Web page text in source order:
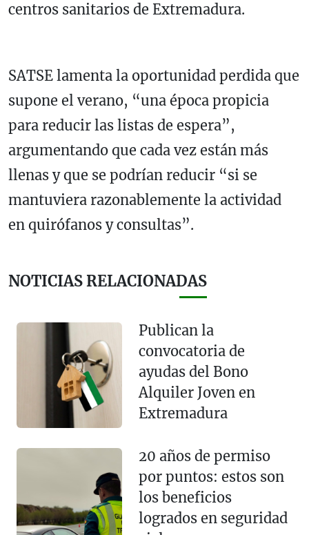
centros sanitarios de Extremadura.
SATSE lamenta la oportunidad perdida que
supone el verano, “una época propicia
para reducir las listas de espera”,
argumentando que cada vez están más
llenas y que se podrían reducir “si se
mantuviera razonablemente la actividad
en quirófanos y consultas”.
NOTICIAS RELACIONADAS
Publican la
convocatoria de
ayudas del Bono
Alquiler Joven en
Extremadura
20 años de permiso
por puntos: estos son
los beneficios
logrados en seguridad